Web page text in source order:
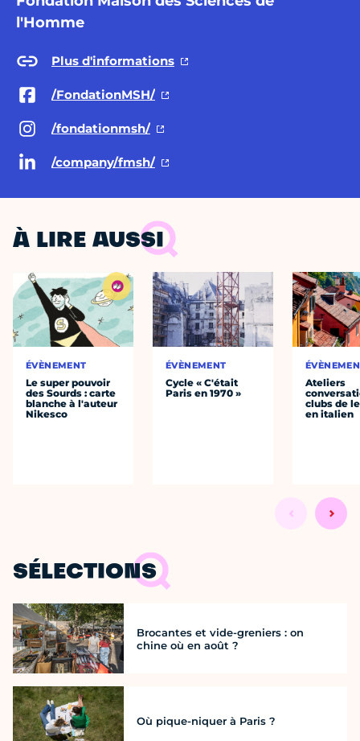
l'Homme
Plus d'informations
/FondationMSH/
/fondationmsh/
/company/fmsh/
À LIRE AUSSI
ÉVÈNEMENT
Le super pouvoir
des Sourds : carte
blanche à l'auteur
Nikesco
ÉVÈNEMENT
Cycle « C'était
Paris en 1970 »
Ateliers
clubs de
en italien
SÉLECTIONS
Brocantes et vide-greniers : on
chine où en août ?
Où pique-niquer à Paris ?